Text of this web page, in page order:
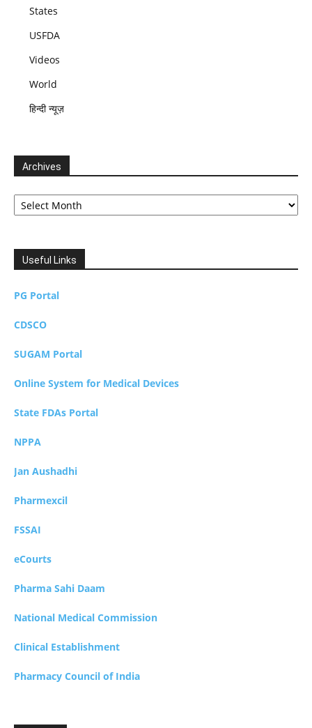
States
USFDA
Videos
World
हिन्दी न्यूज़
Archives
Archives
Useful Links
PG Portal
CDSCO
SUGAM Portal
Online System for Medical Devices
State FDAs Portal
NPPA
Jan Aushadhi
Pharmexcil
FSSAI
eCourts
Pharma Sahi Daam
National Medical Commission
Clinical Establishment
Pharmacy Council of India